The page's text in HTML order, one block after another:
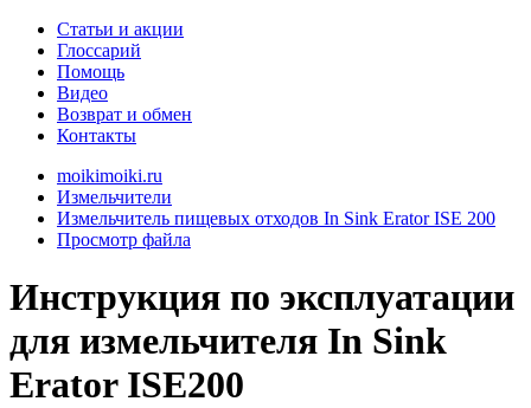
Статьи и акции
Глоссарий
Помощь
Видео
Возврат и обмен
Контакты
moikimoiki.ru
Измельчители
Измельчитель пищевых отходов In Sink Erator ISE 200
Просмотр файла
Инструкция по эксплуатации
для измельчителя In Sink
Erator ISE200